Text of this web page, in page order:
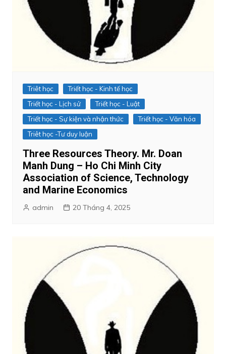
Triêt học
Triết học - Kinh tế học
Triết học - Lịch sử
Triết học - Luật
Triết học - Sự kiện và nhận thức
Triết học - Văn hóa
Triêt học -Tư duy luận
Three Resources Theory. Mr. Doan
Manh Dung – Ho Chi Minh City
Association of Science, Technology
and Marine Economics
admin 20 Tháng 4, 2025